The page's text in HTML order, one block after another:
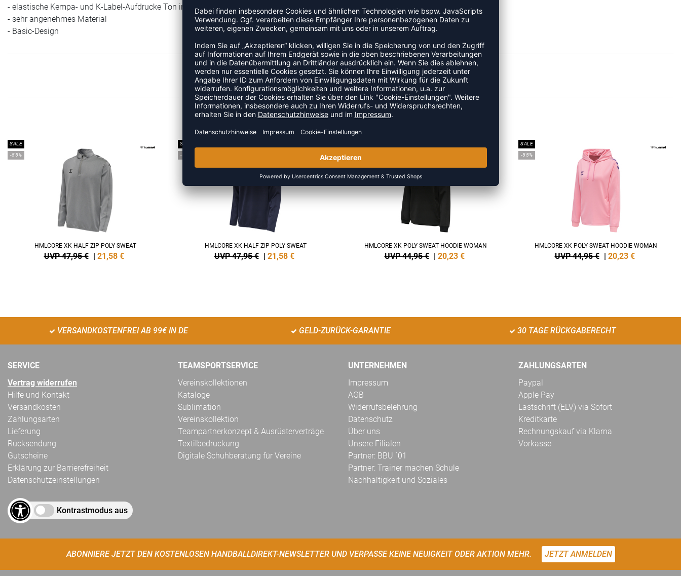
- elastische Kempa- und K-Label-Aufdrucke Ton in Ton
- sehr angenehmes Material
- Basic-Design
ZULETZT ANGESEHEN
MEHR AUS DER KATEGORIE HOODIES
SALE
-55%
HMLCORE XK HALF ZIP POLY SWEAT
UVP 47,95 € | 21,58 €
SALE
-55%
HMLCORE XK HALF ZIP POLY SWEAT
UVP 47,95 € | 21,58 €
HMLCORE XK POLY SWEAT HOODIE WOMAN
UVP 44,95 € | 20,23 €
SALE
-55%
HMLCORE XK POLY SWEAT HOODIE WOMAN
UVP 44,95 € | 20,23 €
VERSANDKOSTENFREI AB 99€ IN DE GELD-ZURÜCK-GARANTIE 30 TAGE RÜCKGABERECHT
SERVICE
Vertrag widerrufen
Hilfe und Kontakt
Versandkosten
Zahlungsarten
Lieferung
Rücksendung
Gutscheine
Erklärung zur Barrierefreiheit
Datenschutzeinstellungen
Kontrastmodus aus
TEAMSPORTSERVICE
Vereinskollektionen
Kataloge
Sublimation
Vereinskollektion
Teampartnerkonzept & Ausrüsterverträge
Textilbedruckung
Digitale Schuhberatung für Vereine
UNTERNEHMEN
Impressum
AGB
Widerrufsbelehrung
Datenschutz
Über uns
Unsere Filialen
Partner: BBU ´01
Partner: Trainer machen Schule
Nachhaltigkeit und Soziales
ZAHLUNGSARTEN
Paypal
Apple Pay
Lastschrift (ELV) via Sofort
Kreditkarte
Rechnungskauf via Klarna
Vorkasse
ABONNIERE JETZT DEN KOSTENLOSEN HANDBALLDIREKT-NEWSLETTER UND VERPASSE KEINE NEUIGKEIT ODER AKTION MEHR. JETZT ANMELDEN